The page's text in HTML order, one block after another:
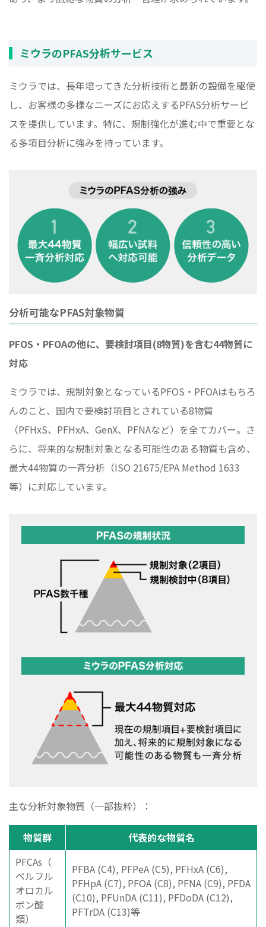
ミウラのPFAS分析サービス
ミウラでは、長年培ってきた分析技術と最新の設備を駆使
し、お客様の多様なニーズにお応えするPFAS分析サービ
スを提供しています。特に、規制強化が進む中で重要とな
る多項目分析に強みを持っています。
分析可能なPFAS対象物質
PFOS・PFOAの他に、要検討項目(8物質)を含む44物質に
対応
ミウラでは、規制対象となっているPFOS・PFOAはもちろ
んのこと、国内で要検討項目とされている8物質
（PFHxS、PFHxA、GenX、PFNAなど）を全てカバー。さ
らに、将来的な規制対象となる可能性のある物質も含め、
最大44物質の一斉分析（ISO 21675/EPA Method 1633
等）に対応しています。
主な分析対象物質（一部抜粋）：
物質群
代表的な物質名
PFCAs（
ペルフル
オロカル
ボン酸
類）
PFBA (C4), PFPeA (C5), PFHxA (C6),
PFHpA (C7), PFOA (C8), PFNA (C9), PFDA
(C10), PFUnDA (C11), PFDoDA (C12),
PFTrDA (C13)等